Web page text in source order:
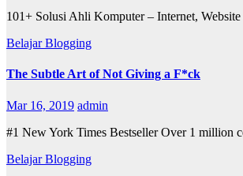
101+ Solusi Ahli Komputer – Internet,
Belajar Blogging
The Subtle Art of Not Giving a F*ck
Mar 16, 2019 admin
#1 New York Times Bestseller Over 1 million
Belajar Blogging